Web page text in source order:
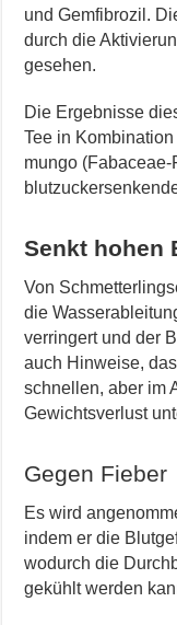
und Gemfibrozil.
durch die
gesehen.
Die Ergebnisse
Tee in
mungo
Senkt hohen
Von
die
verringert und der
auch Hinweise,
schnellen, aber im
Gewichtsverlust
Gegen Fieber
Es wird
indem er die
wodurch die
gekühlt werden